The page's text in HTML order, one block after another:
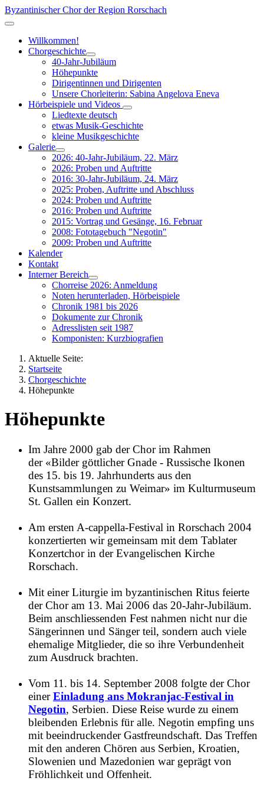
Byzantinischer Chor der Region Rorschach
Willkommen!
Chorgeschichte
40-Jahr-Jubiläum
Höhepunkte
Dirigentinnen und Dirigenten
Unsere Chorleiterin: Sabina Angelova Eneva
Hörbeispiele und Videos
Liedtexte deutsch
etwas Musik-Geschichte
kleine Musikgeschichte
Galerie
2026: 40-Jahr-Jubiläum, 22. März
2026: Proben und Auftritte
2016: 30-Jahr-Jubiläum, 24. März
2025: Proben, Auftritte und Abschluss
2024: Proben und Auftritte
2016: Proben und Auftritte
2015: Vortrag und Gesänge, 16. Februar
2008: Fototagebuch "Negotin"
2009: Proben und Auftritte
Kalender
Kontakt
Interner Bereich
Chorreise 2026: Anmeldung
Noten herunterladen, Hörbeispiele
Chronik 1981 bis 2026
Dokumente zur Chronik
Adresslisten seit 1987
Komponisten: Kurzbiografien
Aktuelle Seite:
Startseite
Chorgeschichte
Höhepunkte
Höhepunkte
Im Jahre 2000 gab der Chor im Rahmen
der«Bilder göttlicher Gnade - Russische Ikonen
des 15. bis 19. Jahrhunderts aus den
Kunstsammlungen zu Weimar» im Kulturmuseum
St. Gallen ein Konzert.
Am ersten A-cappella-Festival in Rorschach 2004
konzertierten wir gemeinsam mit dem Tablater
Konzertchor in der Evangelischen Kirche
Rorschach.
Mit einer Liturgie im byzantinischen Ritus feierte
der Chor am 13. Mai 2006 das 20-Jahr-Jubiläum.
Beim anschliessenden Fest nahmen nicht nur die
Sängerinnen und Sänger teil, sondern auch viele
ehemalige Mitglieder, die so ihre Verbundenheit
zum Ausdruck brachten.
Vom 11. bis 14. September 2008 folgte der Chor
einerEinladung ans Mokranjac-Festival in
Negotin, Serbien. Diese Reise wurde zu einem
bleibenden Erlebnis für alle. Negotin empfing uns
mit beeindruckender Gastfreundschaft. Das Treffen
mit den anderen Chören aus Serbien, Kroatien,
Slowenien und Mazedonien war geprägt von
Fröhlichkeit und Offenheit.